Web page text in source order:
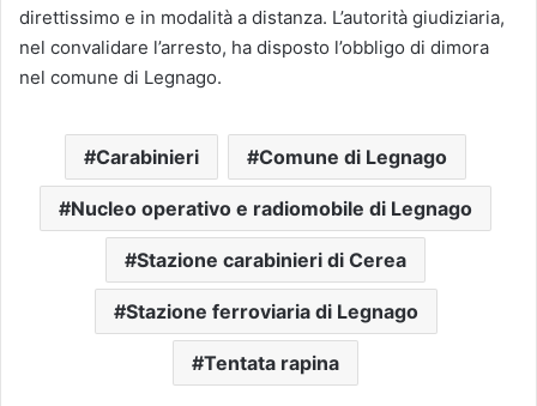
direttissimo e in modalità a distanza. L’autorità giudiziaria,
nel convalidare l’arresto, ha disposto l’obbligo di dimora
nel comune di Legnago.
Carabinieri Comune di Legnago
Nucleo operativo e radiomobile di Legnago
Stazione carabinieri di Cerea
Stazione ferroviaria di Legnago
Tentata rapina